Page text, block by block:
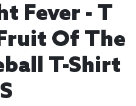
Fever - T
Of The
T-Shirt